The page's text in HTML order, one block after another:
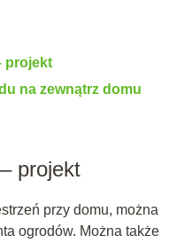
projekt
na zewnątrz domu
projekt
przy domu, można
ogrodów. Można także